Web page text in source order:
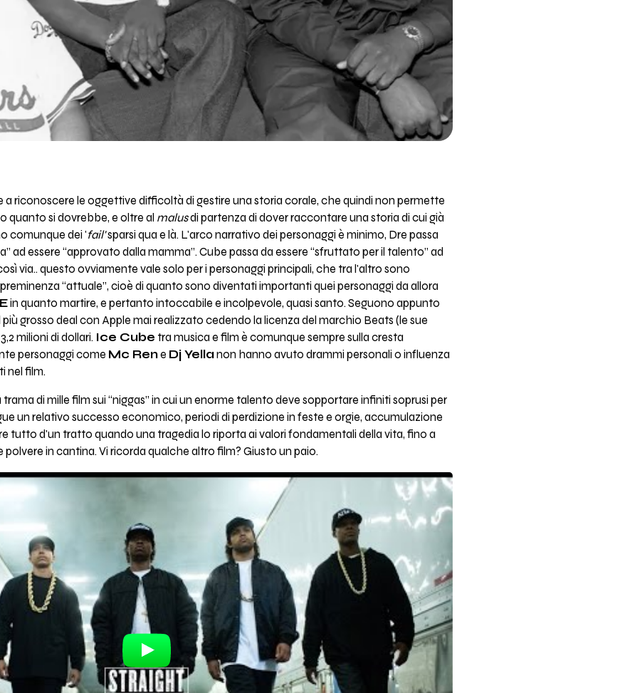
a riconoscere le oggettive difficoltà di gestire una storia corale, che quindi non permette
quanto si dovrebbe, e oltre al malusdi partenza di dover raccontare una storia di cui già
comunque dei 'fail'sparsi qua e là. L'arco narrativo dei personaggi è minimo, Dre passa
ad essere “approvato dalla mamma”. Cube passa da essere “sfruttato per il talento” ad
via.. questo ovviamente vale solo per i personaggi principali, che tra l'altro sono
“attuale”, cioè di quanto sono diventati importanti quei personaggi da allora
in quanto martire, e pertanto intoccabile e incolpevole, quasi santo. Seguono appunto
più grosso deal con Apple mai realizzato cedendo la licenza del marchio Beats (le sue
milioni di dollari. Ice Cube tra musica e film è comunque sempre sulla cresta
personaggi come Mc Rene Dj Yellanon hanno avuto drammi personali o influenza
nel film.
di mille film sui “niggas” in cui un enorme talento deve sopportare infiniti soprusi per
un relativo successo economico, periodi di perdizione in feste e orgie, accumulazione
tutto d'un tratto quando una tragedia lo riporta ai valori fondamentali della vita, fino a
in cantina. Vi ricorda qualche altro film? Giusto un paio.